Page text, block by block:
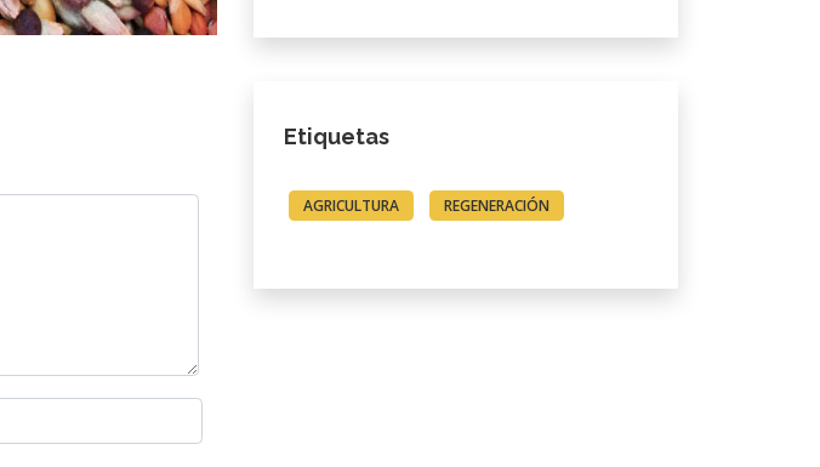
Etiquetas
AGRICULTURA REGENERACIÓN